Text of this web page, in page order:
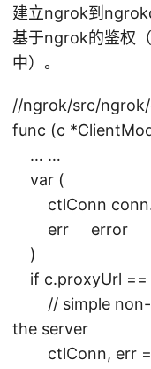
建立ngrok到
基于ngrok的鉴权
中）。
//ngrok/src/
func (c
… …
var (
ctlConn
err error
)
if c.proxyUrl ==
// simple non-
the server
ctlConn, err =